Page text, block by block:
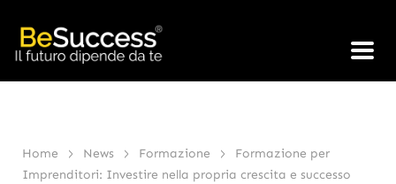
Home > News > Formazione >
Formazione per
Imprenditori: Investire nella propria crescita e successo